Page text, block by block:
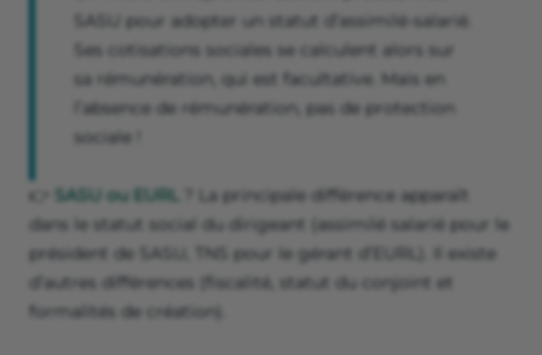
SASU pour adopter un statut d’assimilé-salarié.
Ses cotisations sociales se calculent alors sur
sa rémunération, qui est facultative. Mais en
l’absence de rémunération, pas de protection
sociale !
👉 SASU ou EURL ? La principale différence apparaît
dans le statut social du dirigeant (assimilé salarié pour le
président de SASU, TNS pour le gérant d’EURL). Il existe
d’autres différences (fiscalité, statut du conjoint et
formalités de création).